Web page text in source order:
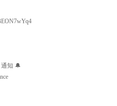
知 🔔